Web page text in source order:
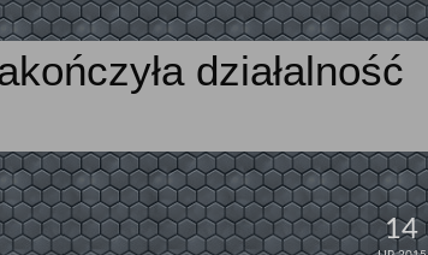
działalność
14